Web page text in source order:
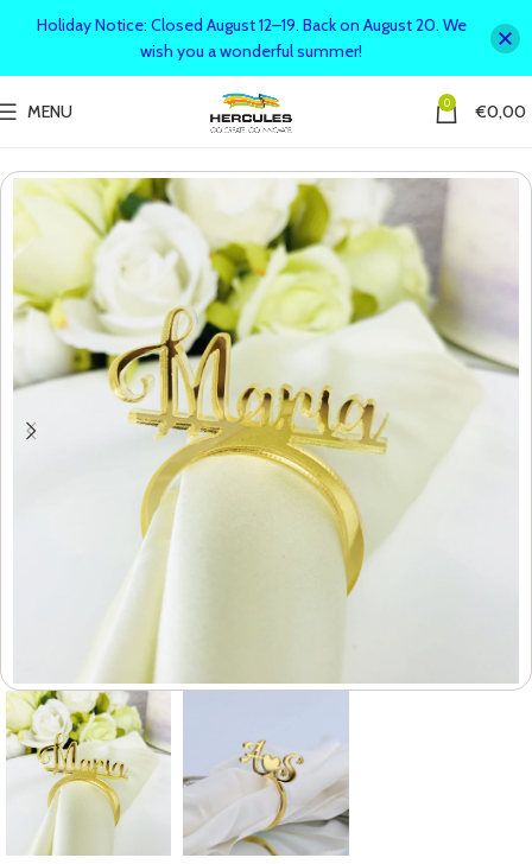
MENU 0 €0,00
Holiday Notice: Closed August 12–19. Back on August 20. We
wish you a wonderful summer!